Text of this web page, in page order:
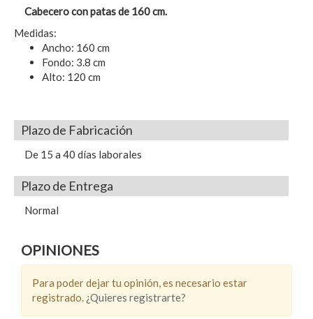
Cabecero con patas de 160 cm.
Medidas:
Ancho: 160 cm
Fondo: 3.8 cm
Alto: 120 cm
Plazo de Fabricación
De 15 a 40 días laborales
Plazo de Entrega
Normal
OPINIONES
Para poder dejar tu opinión, es necesario estar
registrado. ¿Quieres registrarte?